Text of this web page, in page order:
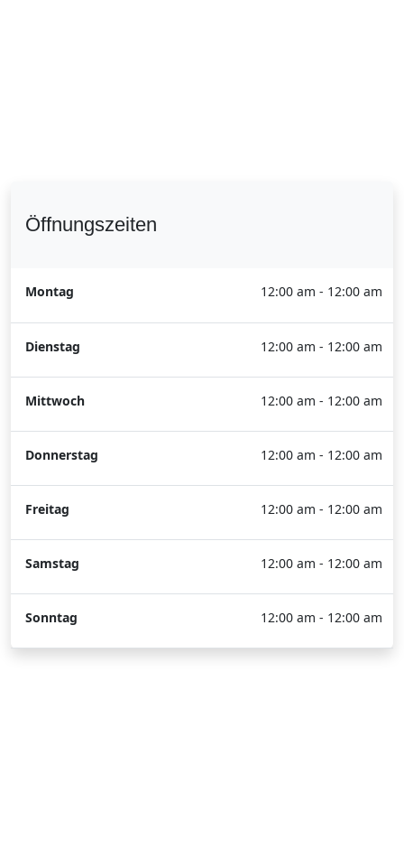
Öffnungszeiten
Montag 12:00 am - 12:00 am
Dienstag 12:00 am - 12:00 am
Mittwoch 12:00 am - 12:00 am
Donnerstag 12:00 am - 12:00 am
Freitag 12:00 am - 12:00 am
Samstag 12:00 am - 12:00 am
Sonntag 12:00 am - 12:00 am